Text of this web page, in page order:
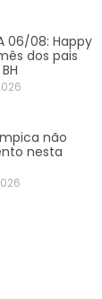
06/08: Happy
dos pais
não
nesta